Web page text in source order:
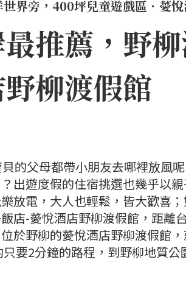
界旁，400坪兒童遊戲區．薆
最推薦，野
柳渡假館
的父母都帶小朋友去哪裡放風
出遊度假的住宿挑選也幾乎以
放電，大人也輕鬆，皆大歡喜
店-薆悅酒店野柳渡假館，距離
於野柳的薆悅酒店野柳渡假館
要2分鐘的路程，到野柳地質公